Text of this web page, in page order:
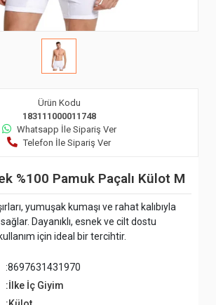
Ürün Kodu
183111000011748
Whatsapp İle Sipariş Ver
Telefon İle Sipariş Ver
%100 Pamuk Paçalı Külot M
yumuşak kumaşı ve rahat kalıbıyla
Dayanıklı, esnek ve cilt dostu
için ideal bir tercihtir.
:8697631431970
:İlke İç Giyim